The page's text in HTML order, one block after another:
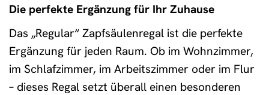
Die perfekte Ergänzung für Ihr Zuhause
Das „Regular“ Zapfsäulenregal ist die perfekte
Ergänzung für jeden Raum. Ob im Wohnzimmer,
im Schlafzimmer, im Arbeitszimmer oder im Flur
– dieses Regal setzt überall einen besonderen